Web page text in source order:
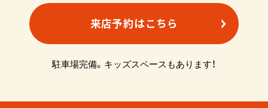
来店予約はこちら
駐車場完備。キッズスペースもあります！